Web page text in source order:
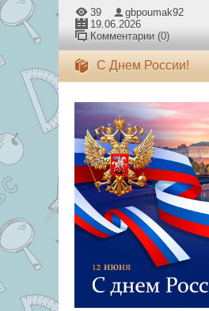
39
gbpoumak92
19.06.2026
Комментарии (0)
С Днем России!